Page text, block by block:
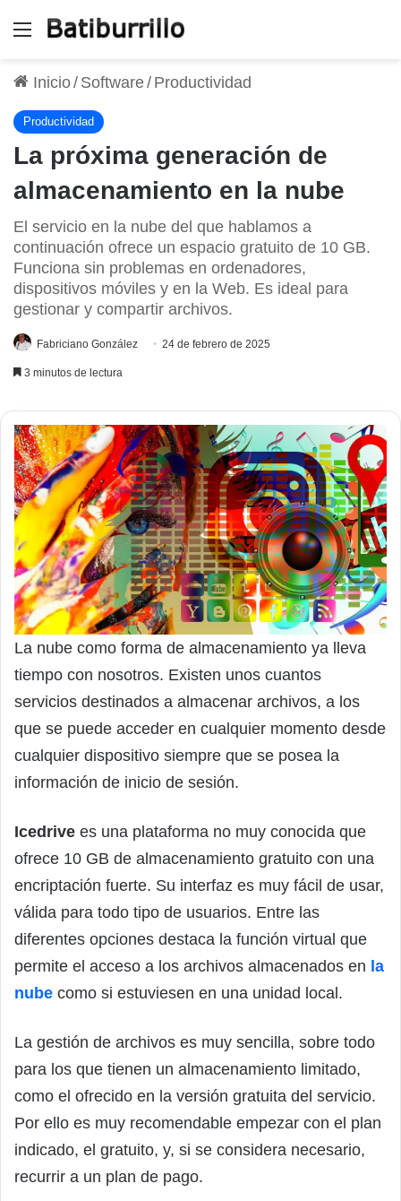
Menú
Inicio/ Software/ Productividad
Productividad
La próxima generación de
almacenamiento en la nube
El servicio en la nube del que hablamos a
continuación ofrece un espacio gratuito de 10 GB.
Funciona sin problemas en ordenadores,
dispositivos móviles y en la Web. Es ideal para
gestionar y compartir archivos.
Fabriciano González 24 de febrero de 2025
3 minutos de lectura
La nube como forma de almacenamiento ya lleva
tiempo con nosotros. Existen unos cuantos
servicios destinados a almacenar archivos, a los
que se puede acceder en cualquier momento desde
cualquier dispositivo siempre que se posea la
información de inicio de sesión.
Icedrive es una plataforma no muy conocida que
ofrece 10 GB de almacenamiento gratuito con una
encriptación fuerte. Su interfaz es muy fácil de usar,
válida para todo tipo de usuarios. Entre las
diferentes opciones destaca la función virtual que
permite el acceso a los archivos almacenados en la
nube como si estuviesen en una unidad local.
La gestión de archivos es muy sencilla, sobre todo
para los que tienen un almacenamiento limitado,
como el ofrecido en la versión gratuita del servicio.
Por ello es muy recomendable empezar con el plan
indicado, el gratuito, y, si se considera necesario,
recurrir a un plan de pago.